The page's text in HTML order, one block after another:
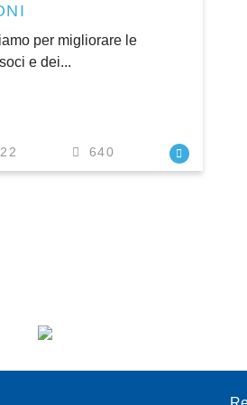
per migliorare le
e dei...
640